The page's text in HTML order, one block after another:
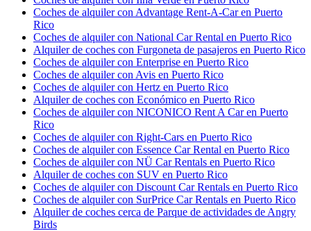
Coches de alquiler con Advantage Rent-A-Car en Puerto
Rico
Coches de alquiler con National Car Rental en Puerto Rico
Alquiler de coches con Furgoneta de pasajeros en Puerto Rico
Coches de alquiler con Enterprise en Puerto Rico
Coches de alquiler con Avis en Puerto Rico
Coches de alquiler con Hertz en Puerto Rico
Alquiler de coches con Económico en Puerto Rico
Coches de alquiler con NICONICO Rent A Car en Puerto
Rico
Coches de alquiler con Right-Cars en Puerto Rico
Coches de alquiler con Essence Car Rental en Puerto Rico
Coches de alquiler con NÜ Car Rentals en Puerto Rico
Alquiler de coches con SUV en Puerto Rico
Coches de alquiler con Discount Car Rentals en Puerto Rico
Coches de alquiler con SurPrice Car Rentals en Puerto Rico
Alquiler de coches cerca de Parque de actividades de Angry
Birds